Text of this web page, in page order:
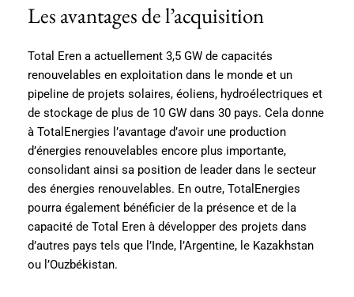
Les avantages de l’acquisition
Total Eren a actuellement 3,5 GW de capacités
renouvelables en exploitation dans le monde et un
pipeline de projets solaires, éoliens, hydroélectriques et
de stockage de plus de 10 GW dans 30 pays. Cela donne
à TotalEnergies l’avantage d’avoir une production
d’énergies renouvelables encore plus importante,
consolidant ainsi sa position de leader dans le secteur
des énergies renouvelables. En outre, TotalEnergies
pourra également bénéficier de la présence et de la
capacité de Total Eren à développer des projets dans
d’autres pays tels que l’Inde, l’Argentine, le Kazakhstan
ou l’Ouzbékistan.